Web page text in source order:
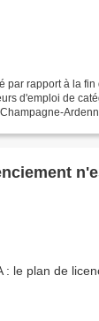
par rapport à la
d'emploi de